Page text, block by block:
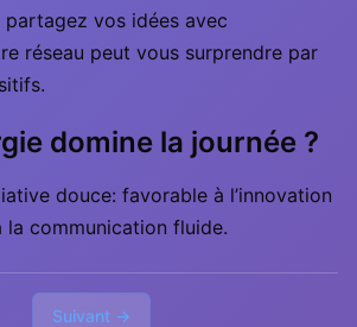
partagez vos idées avec
réseau peut vous surprendre par
domine la journée ?
douce: favorable à l’innovation
communication fluide.
Suivant →